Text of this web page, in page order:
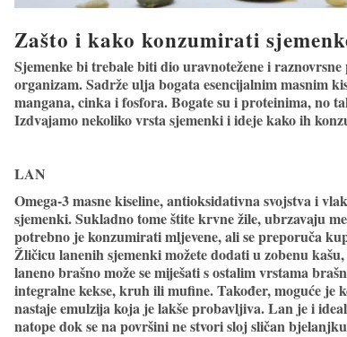
Zašto i kako konzumirati
Sjemenke bi trebale biti dio uravnotežene i
organizam. Sadrže ulja bogata esencijalnim masnim
mangana, cinka i fosfora. Bogate su i proteinima, no
Izdvajamo nekoliko vrsta sjemenki i ideje kako ih
LAN
Omega-3 masne kiseline, antioksidativna svojstva i
sjemenki. Sukladno tome štite krvne žile, ubrzavaju
potrebno je konzumirati mljevene, ali se preporuča
Žličicu lanenih sjemenki možete dodati u zobenu
laneno brašno može se miješati s ostalim vrstama
integralne kekse, kruh ili mufine. Također, moguće
nastaje emulzija koja je lakše probavljiva. Lan je i
natope dok se na površini ne stvori sloj sličan